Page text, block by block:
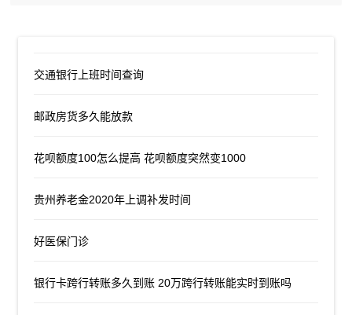
交通银行上班时间查询
邮政房货多久能放款
花呗额度100怎么提高 花呗额度突然变1000
贵州养老金2020年上调补发时间
好医保门诊
银行卡跨行转账多久到账 20万跨行转账能实时到账吗